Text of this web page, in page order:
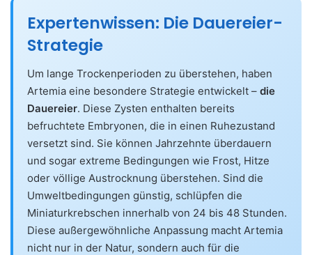
Expertenwissen: Die Dauereier-
Strategie
Um lange Trockenperioden zu überstehen, haben
Artemia eine besondere Strategie entwickelt – die
Dauereier. Diese Zysten enthalten bereits
befruchtete Embryonen, die in einen Ruhezustand
versetzt sind. Sie können Jahrzehnte überdauern
und sogar extreme Bedingungen wie Frost, Hitze
oder völlige Austrocknung überstehen. Sind die
Umweltbedingungen günstig, schlüpfen die
Miniaturkrebschen innerhalb von 24 bis 48 Stunden.
Diese außergewöhnliche Anpassung macht Artemia
nicht nur in der Natur, sondern auch für die